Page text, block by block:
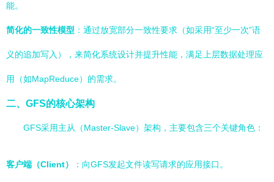
能。
简化的一致性模型 ：通过放宽部分一致性要求（如采用“至少一次”语
义的追加写入），来简化系统设计并提升性能，满足上层数据处理应
用（如MapReduce）的需求。
二、GFS的核心架构
GFS采用主从（Master-Slave）架构，主要包含三个关键角色：
客户端（Client） ：向GFS发起文件读写请求的应用接口。